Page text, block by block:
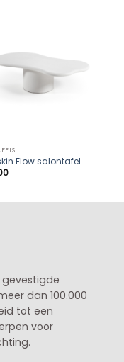
Flow salontafel
gevestigde
dan 100.000
tot een
voor